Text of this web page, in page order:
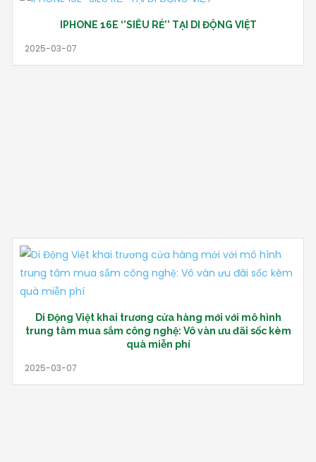
IPHONE 16E ‘’SIÊU RẺ’’ TẠI DI ĐỘNG VIỆT
Di Động Việt khai trương cửa hàng mới với mô hình
trung tâm mua sắm công nghệ: Vô vàn ưu đãi sốc kèm
quà miễn phí